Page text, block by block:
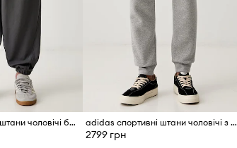
adidas спортивні штани чоловічі бавовняні adidas спортивні штани чоловічі з бавовною Feelcozy
2799 грн